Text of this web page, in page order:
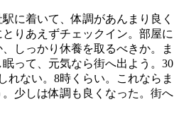
に着いて、体調があんまり良く
りあえずチェックイン。部屋に
しっかり休養を取るべきか。ま
って、元気なら街へ出よう。30
れない。8時くらい。これならま
少しは体調も良くなった。街へ